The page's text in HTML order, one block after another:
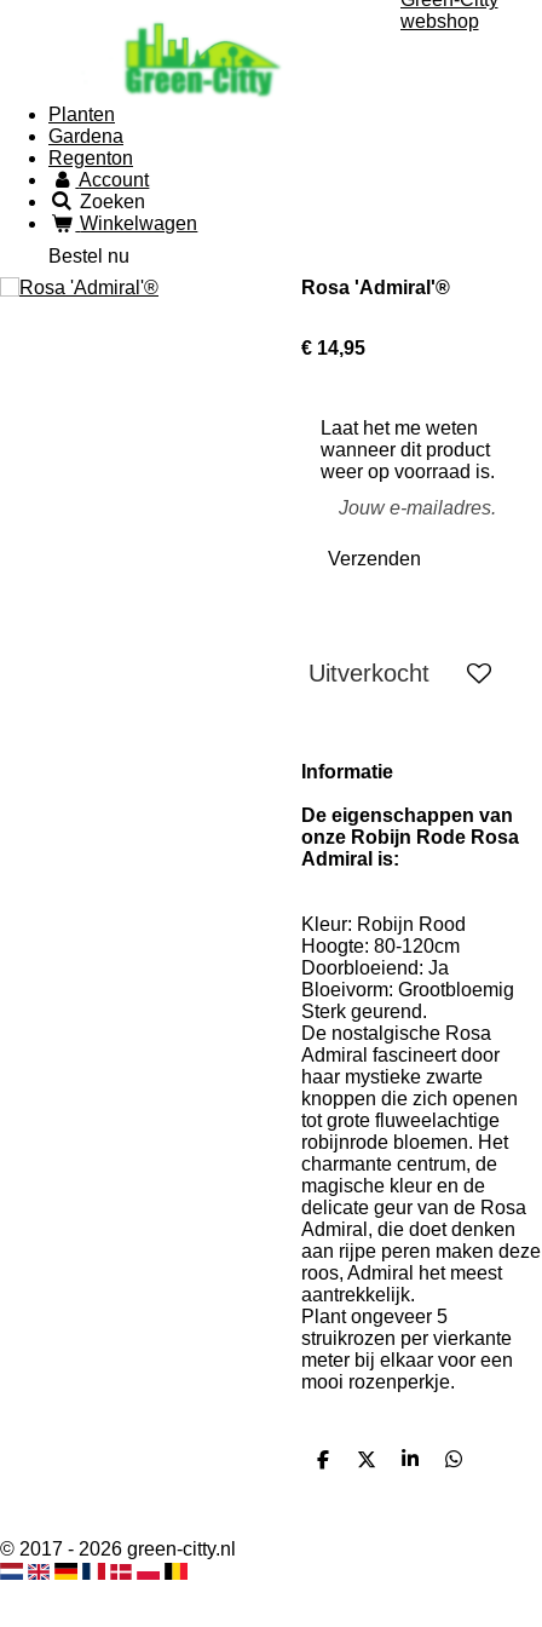
webshop
Planten
Gardena
Regenton
Account
Zoeken
Winkelwagen
Bestel nu
Rosa 'Admiral'®
€ 14,95
Laat het me weten
wanneer dit product
weer op voorraad is.
Verzenden
Uitverkocht
Informatie
De eigenschappen van
onze Robijn Rode Rosa
Admiral is:
Kleur: Robijn Rood
Hoogte: 80-120cm
Doorbloeiend: Ja
Bloeivorm: Grootbloemig
Sterk geurend.
De nostalgische Rosa
Admiral fascineert door
haar mystieke zwarte
knoppen die zich openen
tot grote fluweelachtige
robijnrode bloemen. Het
charmante centrum, de
magische kleur en de
delicate geur van de Rosa
Admiral, die doet denken
aan rijpe peren maken deze
roos, Admiral het meest
aantrekkelijk.
Plant ongeveer 5
struikrozen per vierkante
meter bij elkaar voor een
mooi rozenperkje.
D
D
S
D
© 2017 - 2026 green-citty.nl